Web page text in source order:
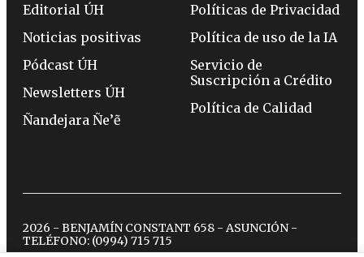
Editorial ÚH
Noticias positivas
Pódcast ÚH
Newsletters ÚH
Ñandejara Ñe’ẽ
Políticas de Privacidad
Política de uso de la IA
Servicio de
Suscripción a Crédito
Política de Calidad
2026 - BENJAMÍN CONSTANT 658 - ASUNCIÓN -
TELÉFONO: (0994) 715 715